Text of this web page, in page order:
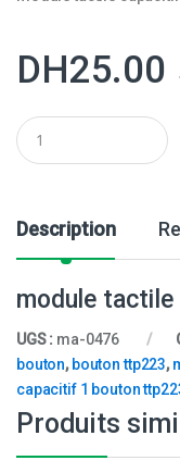
DH25.00
Q
u
i
y
Description
module
UGS : ma-0476
bouton, bouton ttp223,
capacitif 1 bouton
Produits